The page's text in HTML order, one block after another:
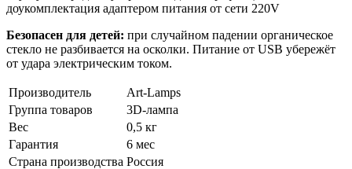
доукомплектация адаптером питания от сети 220V
Безопасен для детей: при случайном падении органическое
стекло не разбивается на осколки. Питание от USB убережёт
от удара электрическим током.
Производитель
Art-Lamps
Группа товаров
3D-лампа
Вес
0,5 кг
Гарантия
6 мес
Страна производства Россия